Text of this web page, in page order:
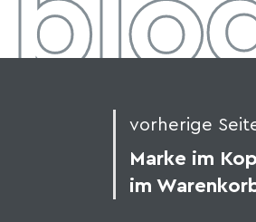
vorherige
Marke im
im